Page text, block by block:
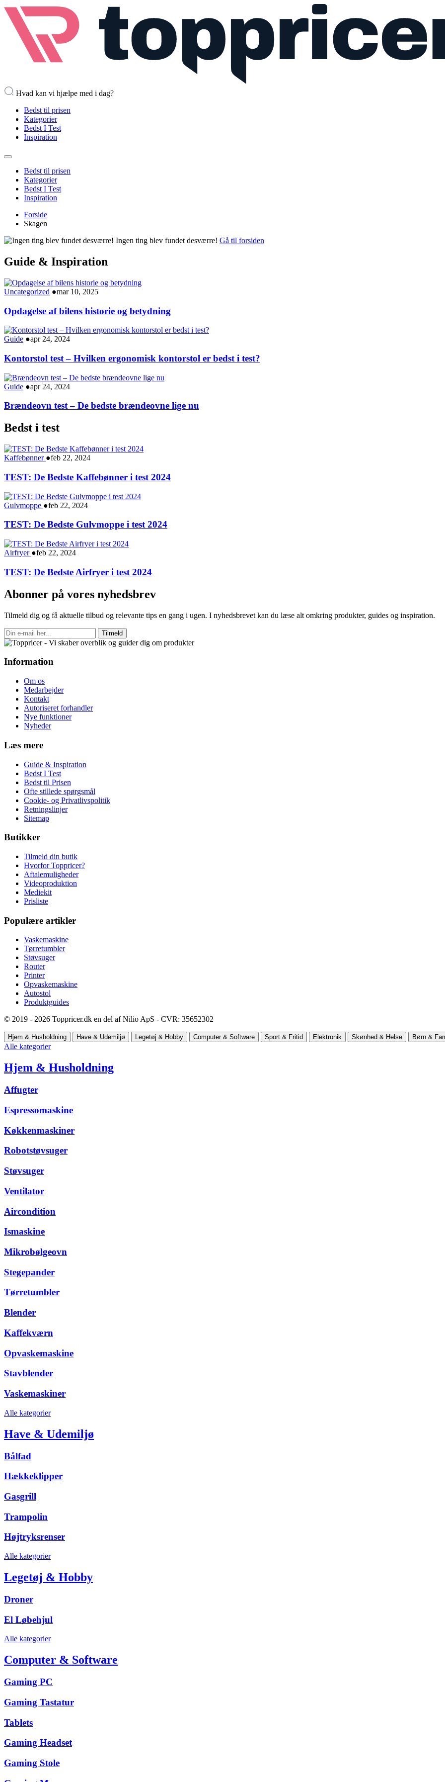
Hvad kan vi hjælpe med i dag?
Bedst til prisen
Kategorier
Bedst I Test
Inspiration
Bedst til prisen
Kategorier
Bedst I Test
Inspiration
Forside
Skagen
Ingen ting blev fundet desværre! Gå til forsiden
Guide & Inspiration
Uncategorized ●mar 10, 2025
Opdagelse af bilens historie og betydning
Guide ●apr 24, 2024
Kontorstol test – Hvilken ergonomisk kontorstol er bedst i test?
Guide ●apr 24, 2024
Brændeovn test – De bedste brændeovne lige nu
Bedst i test
Kaffebønner ●feb 22, 2024
TEST: De Bedste Kaffebønner i test 2024
Gulvmoppe ●feb 22, 2024
TEST: De Bedste Gulvmoppe i test 2024
Airfryer ●feb 22, 2024
TEST: De Bedste Airfryer i test 2024
Abonner på vores nyhedsbrev
Tilmeld dig og få aktuelle tilbud og relevante tips en gang i ugen. I nyhedsbrevet kan du læse alt omkring produkter, guides og inspiration.
Tilmeld
Information
Om os
Medarbejder
Kontakt
Autoriseret forhandler
Nye funktioner
Nyheder
Læs mere
Guide & Inspiration
Bedst I Test
Bedst til Prisen
Ofte stillede spørgsmål
Cookie- og Privatlivspolitik
Retningslinjer
Sitemap
Butikker
Tilmeld din butik
Hvorfor Toppricer?
Aftalemuligheder
Videoproduktion
Mediekit
Prisliste
Populære artikler
Vaskemaskine
Tørretumbler
Støvsuger
Router
Printer
Opvaskemaskine
Autostol
Produktguides
© 2019 - 2026 Toppricer.dk en del af Nilio ApS - CVR: 35652302
Hjem & Husholdning Have & Udemiljø Legetøj & Hobby Computer & Software Sport & Fritid Elektronik Skønhed & Helse Børn &
Alle kategorier
Hjem & Husholdning
Affugter
Espressomaskine
Køkkenmaskiner
Robotstøvsuger
Støvsuger
Ventilator
Aircondition
Ismaskine
Mikrobølgeovn
Stegepander
Tørretumbler
Blender
Kaffekværn
Opvaskemaskine
Stavblender
Vaskemaskiner
Alle kategorier
Have & Udemiljø
Bålfad
Hækkeklipper
Gasgrill
Trampolin
Højtryksrenser
Alle kategorier
Legetøj & Hobby
Droner
El Løbehjul
Alle kategorier
Computer & Software
Gaming PC
Gaming Tastatur
Tablets
Gaming Headset
Gaming Stole